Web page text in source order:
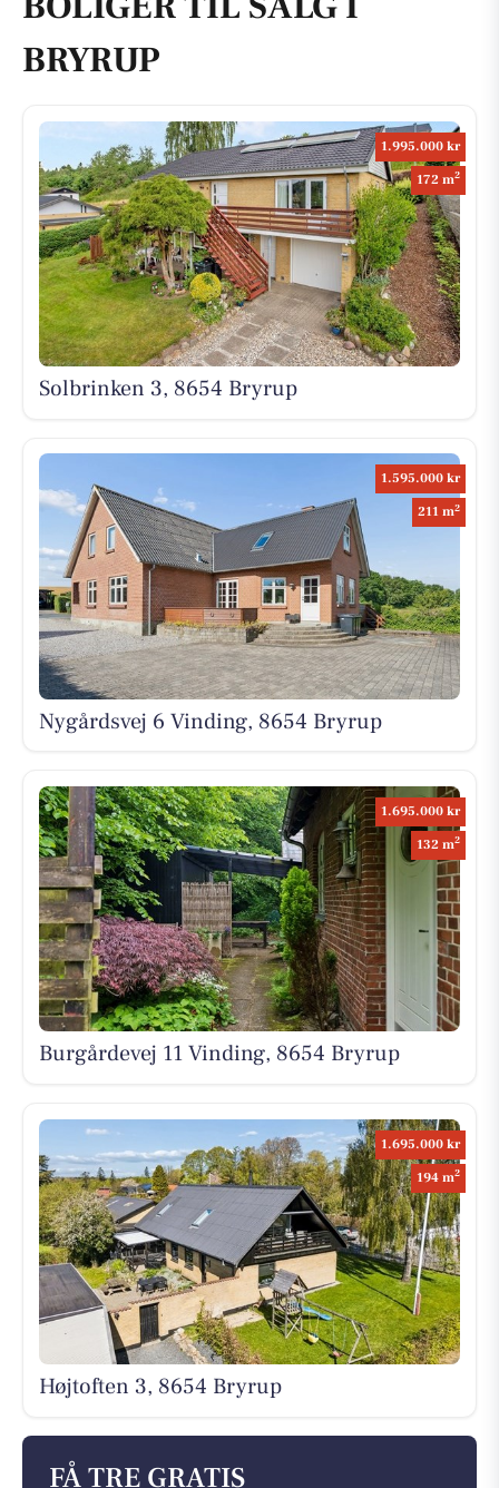
BRYRUP
1.995.000 kr
172 m2
Solbrinken 3, 8654 Bryrup
1.595.000 kr
211 m2
Nygårdsvej 6 Vinding, 8654 Bryrup
1.695.000 kr
132 m2
Burgårdevej 11 Vinding, 8654 Bryrup
1.695.000 kr
194 m2
Højtoften 3, 8654 Bryrup
FÅ TRE GRATIS